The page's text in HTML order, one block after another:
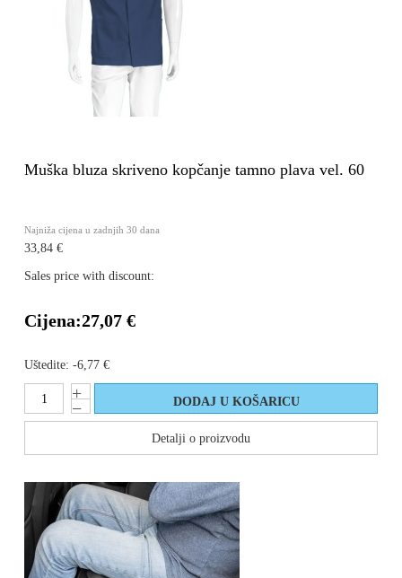
Muška bluza skriveno kopčanje tamno plava vel. 60
Najniža cijena u zadnjih 30 dana
33,84 €
Sales price with discount:
Cijena:27,07 €
Uštedite: -6,77 €
Detalji o proizvodu